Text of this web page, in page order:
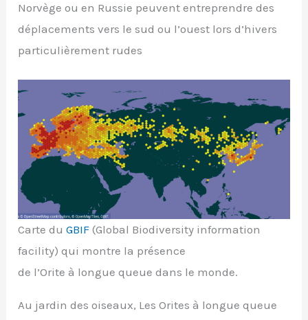
Norvège ou en Russie peuvent entreprendre des
déplacements vers le sud ou l’ouest lors d’hivers
particulièrement rudes
Carte duGBIF (Global Biodiversity information
facility) qui montre la présence
de l’Orite à longue queue dans le monde.
Au jardin des oiseaux, Les Orites à longue queue